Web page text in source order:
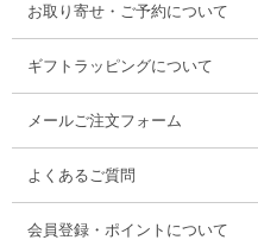
お取り寄せ・ご予約について
ギフトラッピングについて
メールご注文フォーム
よくあるご質問
会員登録・ポイントについて